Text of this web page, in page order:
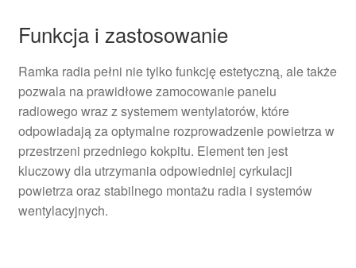
Funkcja i zastosowanie
Ramka radia pełni nie tylko funkcję estetyczną, ale także
pozwala na prawidłowe zamocowanie panelu
radiowego wraz z systemem wentylatorów, które
odpowiadają za optymalne rozprowadzenie powietrza w
przestrzeni przedniego kokpitu. Element ten jest
kluczowy dla utrzymania odpowiedniej cyrkulacji
powietrza oraz stabilnego montażu radia i systemów
wentylacyjnych.